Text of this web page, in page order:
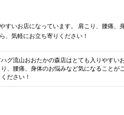
すいお店になっています。 肩こり、腰痛、
、気軽にお立ち寄りください！
グ流山おおたかの森店はとても入りやすい
り、腰痛、身体のお悩みなど気になることが
ださい！